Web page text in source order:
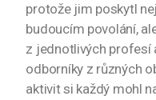
protože jim poskytl
budoucím povolání,
z jednotlivých profesí
odborníky z různých
aktivit si každý mohl